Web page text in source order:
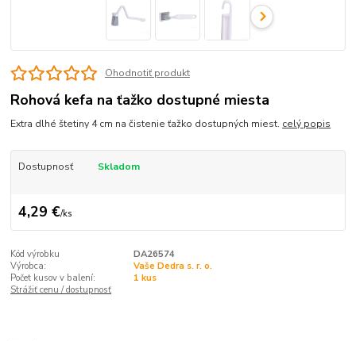
Ohodnotiť produkt
Rohová kefa na ťažko dostupné miesta
Extra dlhé štetiny 4 cm na čistenie ťažko dostupných miest. celý popis
Dostupnosť Skladom
4,29 €/ks
Kód výrobku
DA26574
Výrobca:
Vaše Dedra s. r. o.
Počet kusov v balení:
1 kus
Strážiť cenu / dostupnosť